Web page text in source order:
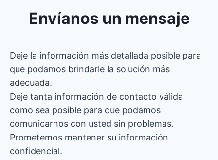
Envíanos un mensaje
Deje la información más detallada posible para
que podamos brindarle la solución más
adecuada.
Deje tanta información de contacto válida
como sea posible para que podamos
comunicarnos con usted sin problemas.
Prometemos mantener su información
confidencial.